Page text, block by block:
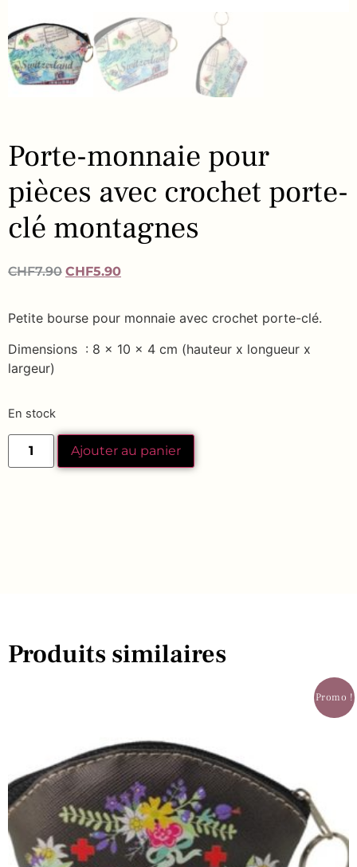
Porte-monnaie pour
pièces avec crochet porte-
clé montagnes
CHF7.90 CHF5.90
Petite bourse pour monnaie avec crochet porte-clé.
Dimensions : 8 x 10 x 4 cm (hauteur x longueur x
largeur)
En stock
Ajouter au panier
Produits similaires
Promo !